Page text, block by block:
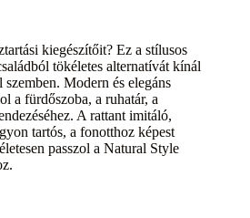
kiegészítőit? Ez a stílusos
tökéletes alternatívát kínál
Modern és elegáns
a fürdőszoba, a ruhatár, a
A rattant imitáló,
tartós, a fonotthoz képest
passzol a Natural Style